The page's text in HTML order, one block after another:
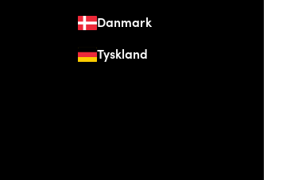
Danmark
Tyskland